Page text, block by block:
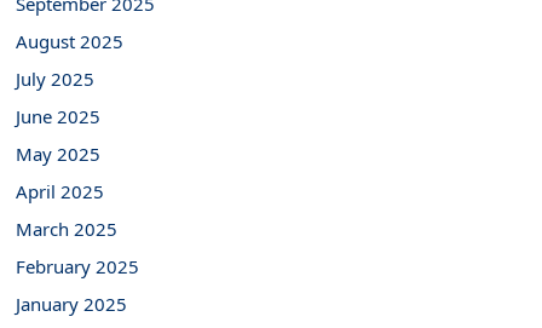
August 2025
July 2025
June 2025
May 2025
April 2025
March 2025
February 2025
January 2025